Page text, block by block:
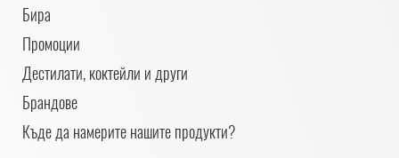
Бира
Промоции
Дестилати, коктейли и други
Брандове
Къде да намерите нашите продукти?